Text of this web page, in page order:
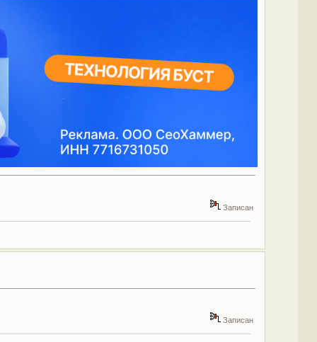
Записан
Записан